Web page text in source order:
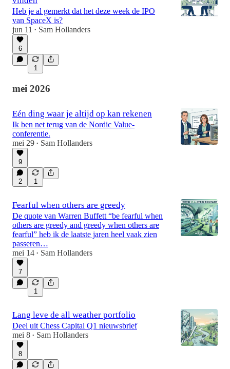
Heb je al gemerkt dat het deze week de IPO
van SpaceX is?
jun 11
• Sam Hollanders
6
1
mei 2026
Eén ding waar je altijd op kan rekenen
Ik ben net terug van de Nordic Value-
conferentie.
mei 29 • Sam Hollanders
9
2 1
Fearful when others are greedy
De quote van Warren Buffett “be fearful when
others are greedy and greedy when others are
fearful” heb ik de laatste jaren heel vaak zien
passeren…
mei 14 • Sam Hollanders
7
1
Lang leve de all weather portfolio
Deel uit Chess Capital Q1 nieuwsbrief
mei 8 • Sam Hollanders
8